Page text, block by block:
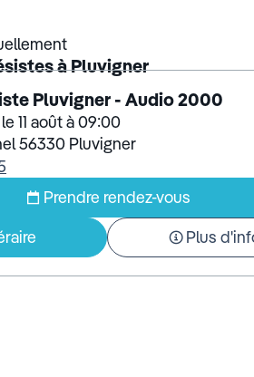
à Pluvigner
Pluvigner - Audio 2000
11 août à 09:00
56330 Pluvigner
Prendre rendez-vous
Plus